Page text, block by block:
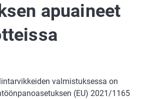
apuaineet
valmistuksessa on
(EU) 2021/1165